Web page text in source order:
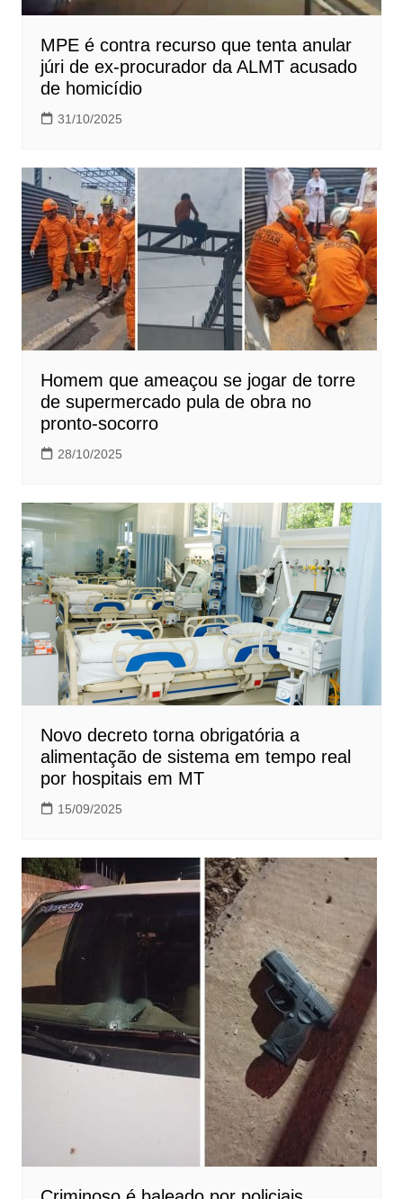
MPE é contra recurso que tenta anular
júri de ex-procurador da ALMT acusado
de homicídio
31/10/2025
Homem que ameaçou se jogar de torre
de supermercado pula de obra no
pronto-socorro
28/10/2025
Novo decreto torna obrigatória a
alimentação de sistema em tempo real
por hospitais em MT
15/09/2025